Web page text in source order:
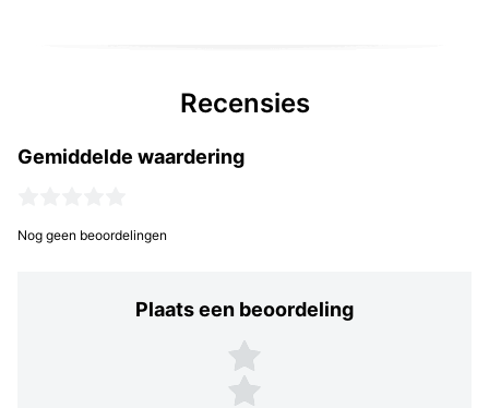
Recensies
Gemiddelde waardering
Nog geen beoordelingen
Plaats een beoordeling
Plaats een beoordeling
5 sterren
4 sterren